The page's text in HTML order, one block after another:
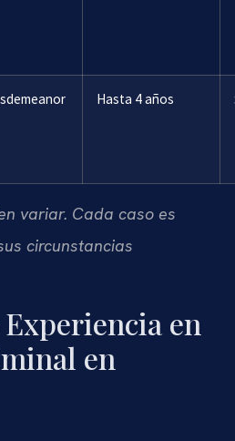
Hasta 4 años
variar. Cada caso es
circunstancias
en
en